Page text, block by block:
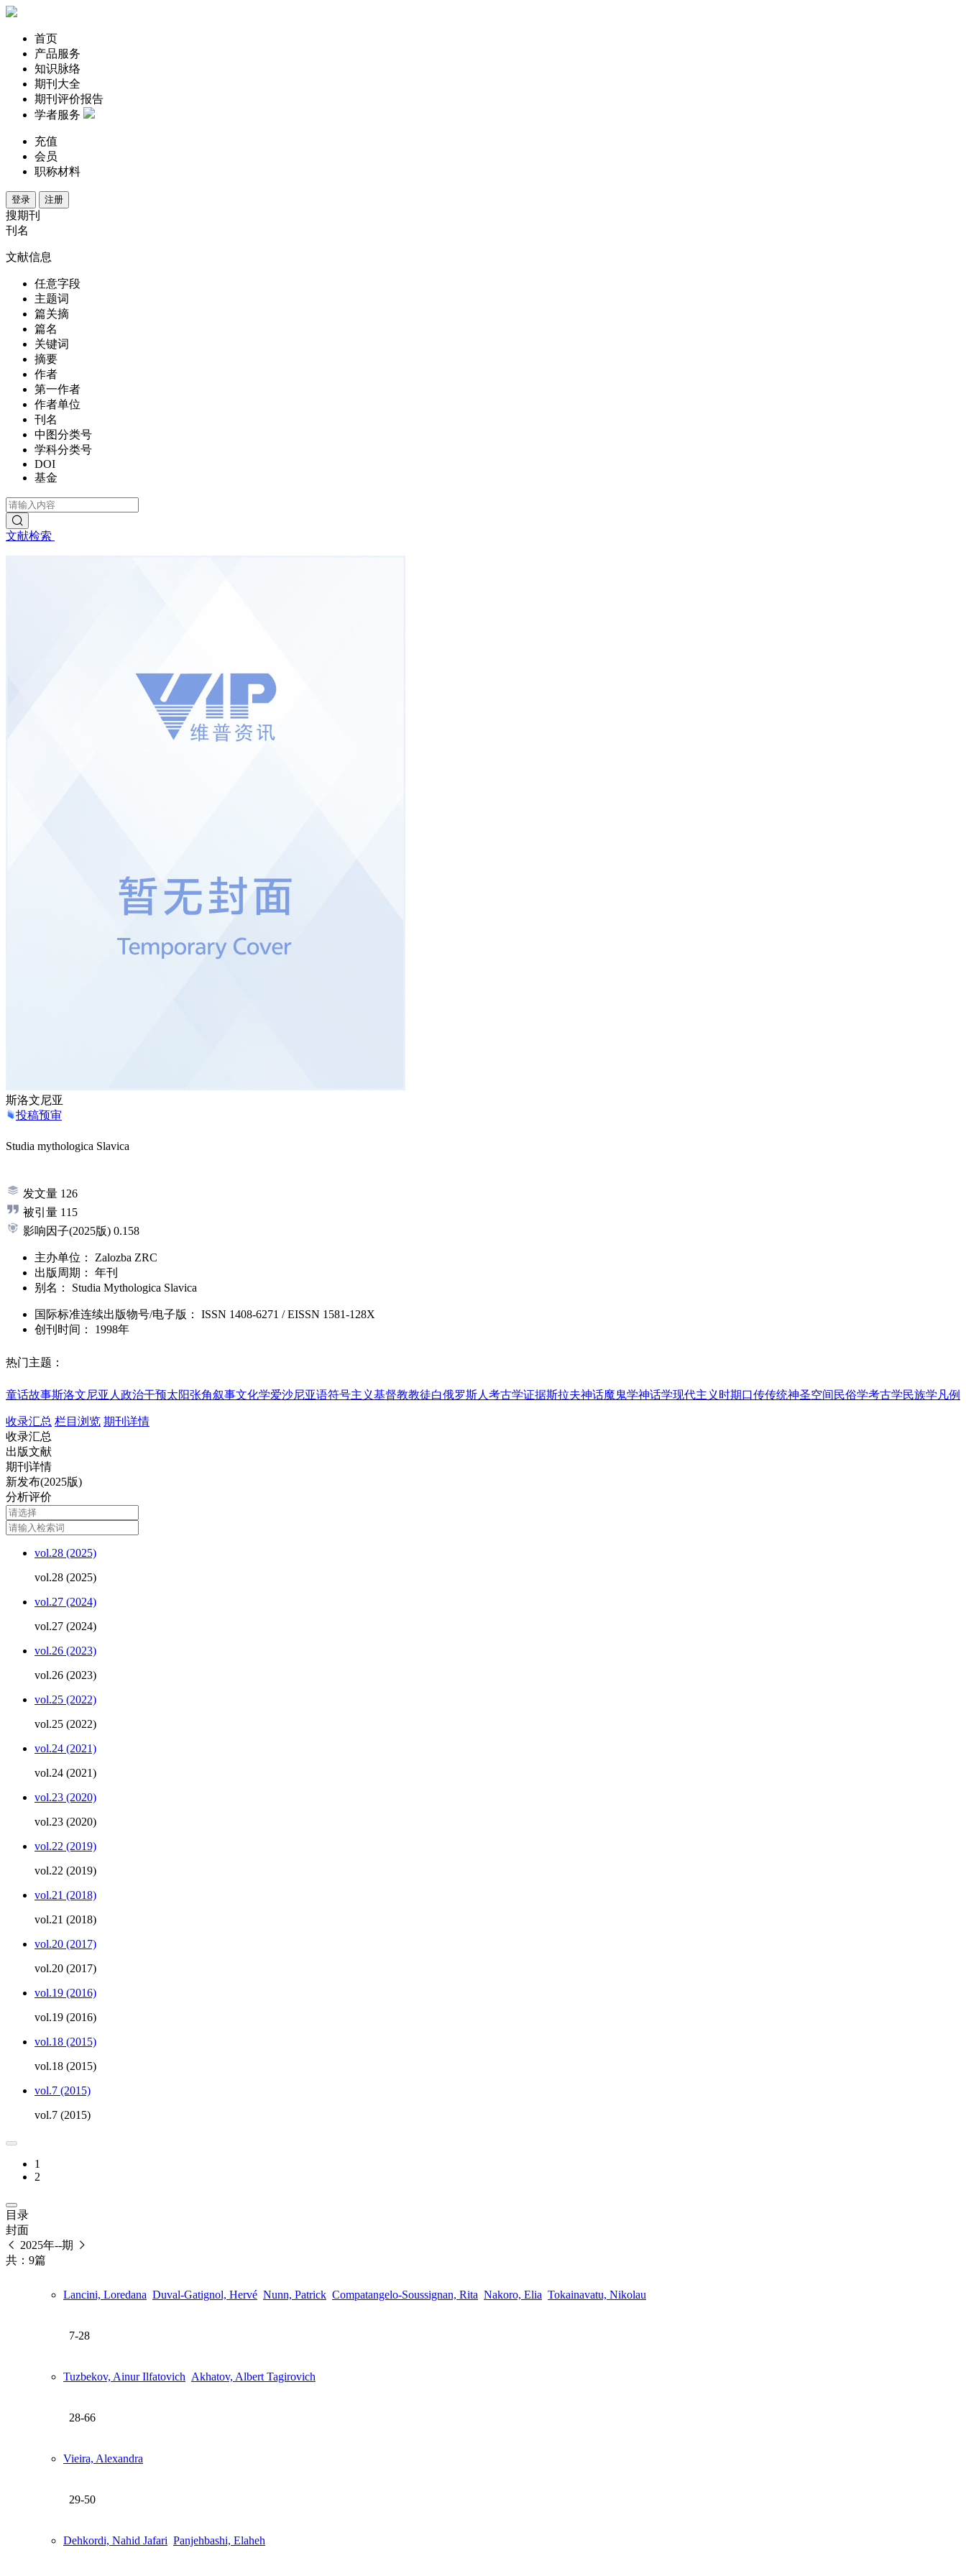
首页
产品服务
知识脉络
期刊大全
期刊评价报告
学者服务
充值
会员
职称材料
登录 注册
搜期刊
刊名
文献信息
任意字段
主题词
篇关摘
篇名
关键词
摘要
作者
第一作者
作者单位
刊名
中图分类号
学科分类号
DOI
基金
文献检索
斯洛文尼亚
投稿预审
Studia mythologica Slavica
发文量 126
被引量 115
影响因子(2025版) 0.158
主办单位：
Zalozba ZRC
出版周期：
年刊
别名：
Studia Mythologica Slavica
国际标准连续出版物号/电子版 ： ISSN 1408-6271 / EISSN 1581-128X
创刊时间：
1998年
热门主题：
童话故事斯洛文尼亚人 政治干预太阳张角叙事文化学爱沙尼亚语符号主义基督教教徒白俄罗斯人 考古学证据斯拉夫神话魔鬼学神话学现代主义时期口传传统神圣空间 民俗学考古学民族学 凡例
收录汇总 栏目浏览 期刊详情
收录汇总
出版文献
期刊详情
新发布(2025版)
分析评价
vol.28 (2025)
vol.28 (2025)
vol.27 (2024)
vol.27 (2024)
vol.26 (2023)
vol.26 (2023)
vol.25 (2022)
vol.25 (2022)
vol.24 (2021)
vol.24 (2021)
vol.23 (2020)
vol.23 (2020)
vol.22 (2019)
vol.22 (2019)
vol.21 (2018)
vol.21 (2018)
vol.20 (2017)
vol.20 (2017)
vol.19 (2016)
vol.19 (2016)
vol.18 (2015)
vol.18 (2015)
vol.7 (2015)
vol.7 (2015)
1
2
目录
封面
2025年--期
共：9篇
Lancini, Loredana Duval-Gatignol, Hervé Nunn, Patrick Compatangelo-Soussignan, Rita Nakoro, Elia Tokainavatu, Nikolau
7-28
Tuzbekov, Ainur Ilfatovich Akhatov, Albert Tagirovich
28-66
Vieira, Alexandra
29-50
Dehkordi, Nahid Jafari Panjehbashi, Elaheh